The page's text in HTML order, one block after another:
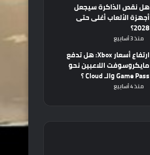
هل نقص الذاكرة سيجعل
أجهزة الألعاب أغلى حتى
2028؟
منذ 3 أسابيع
ارتفاع أسعار Xbox: هل تدفع
مايكروسوفت اللاعبين نحو
Game Pass والـ Cloud ؟
منذ 4 أسابيع